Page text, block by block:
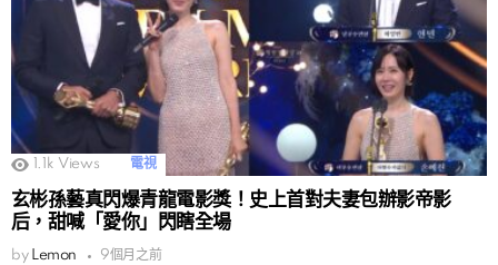
1.1k Views 電視
玄彬孫藝真閃爆青龍電影獎！史上首對夫妻包辦影帝影
后，甜喊「愛你」閃瞎全場
by Lemon 9個月之前